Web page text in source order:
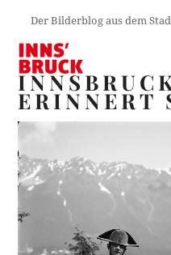
Der Bilderblog aus dem
ERINNERT